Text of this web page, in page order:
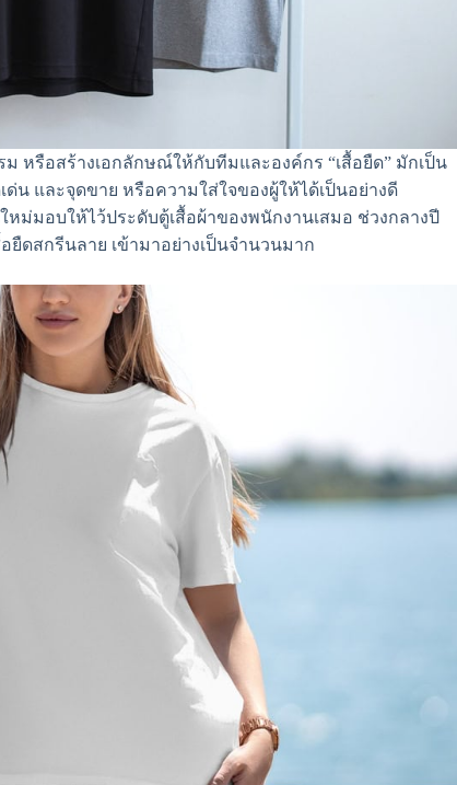
หรือสร้างเอกลักษณ์ให้กับทีมและองค์กร “เสื้อยืด” มักเป็น
น และจุดขาย หรือความใส่ใจของผู้ให้ได้เป็นอย่างดี
ม่มอบให้ไว้ประดับตู้เสื้อผ้าของพนักงานเสมอ ช่วงกลางปี
ยืดสกรีนลาย เข้ามาอย่างเป็นจำนวนมาก